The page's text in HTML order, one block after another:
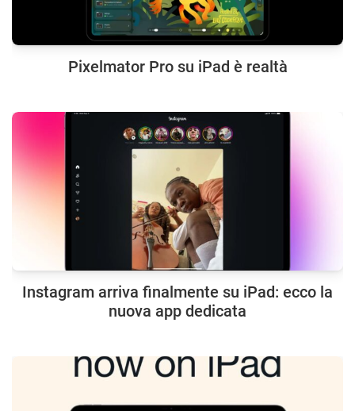
Pixelmator Pro su iPad è realtà
Instagram arriva finalmente su iPad: ecco la
nuova app dedicata